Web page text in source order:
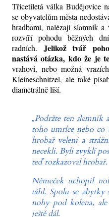
Třicetiletá válka Budějovice
se obyvatelům města
hradbami, nalézají slamník
rozvíří pohodu běžných
radních. Jelikož tvář
nastává otázka, kdo že je
vrahovi, nebo možná
Kleineschnitzel, ale také
diametrálně liší.
„Podržte ten
toho umrlce nebo
hrobař velení a
necekli. Byli zvyklí
teď rozkazoval hrobař.
Němeček uchopil
táhl. Spolu se zbytky
nohy pod kolena,
ještě dál.